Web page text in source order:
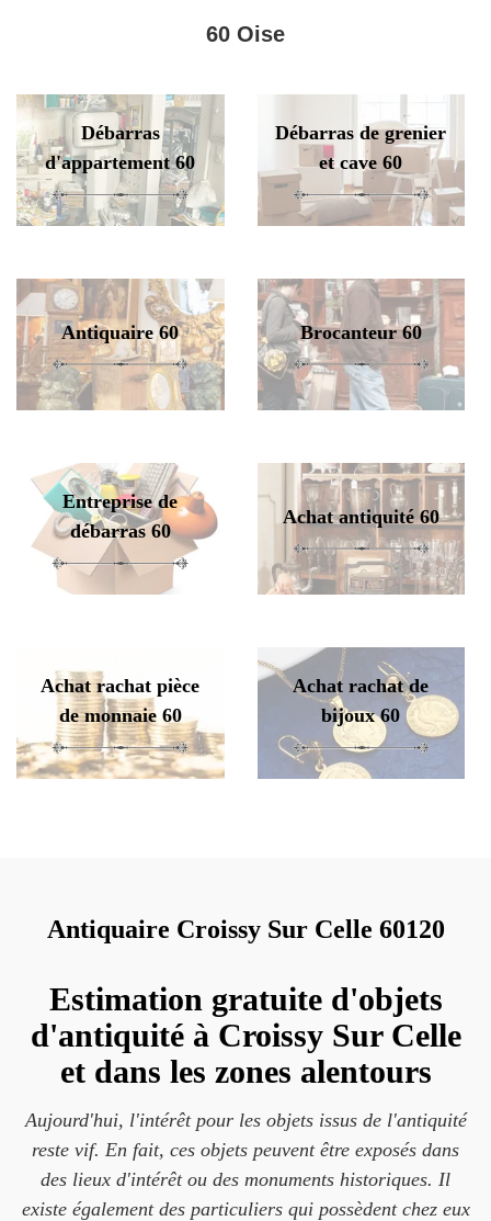
60 Oise
Débarras
d'appartement 60
Débarras de grenier
et cave 60
Antiquaire 60 Brocanteur 60
Entreprise de
débarras 60
Achat antiquité 60
Achat rachat pièce
de monnaie 60
Achat rachat de
bijoux 60
Antiquaire Croissy Sur Celle 60120
Estimation gratuite d'objets
d'antiquité à Croissy Sur Celle
et dans les zones alentours
Aujourd'hui, l'intérêt pour les objets issus de l'antiquité
reste vif. En fait, ces objets peuvent être exposés dans
des lieux d'intérêt ou des monuments historiques. Il
existe également des particuliers qui possèdent chez eux